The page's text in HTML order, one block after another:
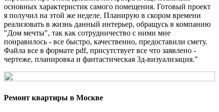
основных характеристик самого помещения. Готовый проект
я получил на этой же неделе. Планирую в скором времени
реализовать в жизнь данный интерьер, обращусь в компанию
"Дом мечты", так как сотрудничество с ними мне
понравилось - все быстро, качественно, предоставили смету.
Файла все в формате pdf, присутствует все что заявлено -
чертеже, планировка и фантастическая 3д-визуализация."
Ремонт квартиры в Москве